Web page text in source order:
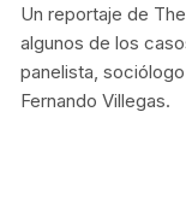
Un reportaje de
algunos de los
panelista,
Fernando Villegas.